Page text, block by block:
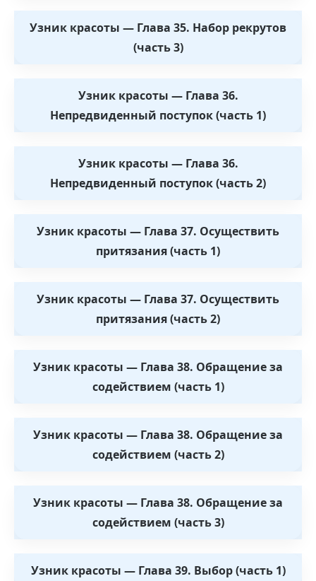
Узник красоты — Глава 35. Набор рекрутов
(часть 3)
Узник красоты — Глава 36.
Непредвиденный поступок (часть 1)
Узник красоты — Глава 36.
Непредвиденный поступок (часть 2)
Узник красоты — Глава 37. Осуществить
притязания (часть 1)
Узник красоты — Глава 37. Осуществить
притязания (часть 2)
Узник красоты — Глава 38. Обращение за
содействием (часть 1)
Узник красоты — Глава 38. Обращение за
содействием (часть 2)
Узник красоты — Глава 38. Обращение за
содействием (часть 3)
Узник красоты — Глава 39. Выбор (часть 1)